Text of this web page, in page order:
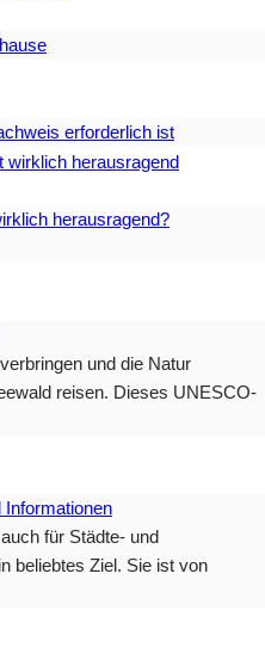
erforderlich ist
herausragend?
und die Natur
reisen. Dieses UNESCO-
Informationen
für Städte- und
beliebtes Ziel. Sie ist von